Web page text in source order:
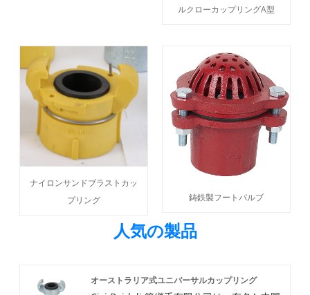
ルクローカップリングA型
ナイロンサンドブラストカッ
プリング
鋳鉄製フートバルブ
人気の製品
オーストラリア式ユニバーサルカップリング